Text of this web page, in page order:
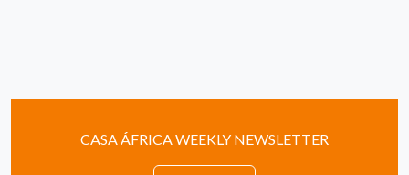
CASA ÁFRICA WEEKLY NEWSLETTER